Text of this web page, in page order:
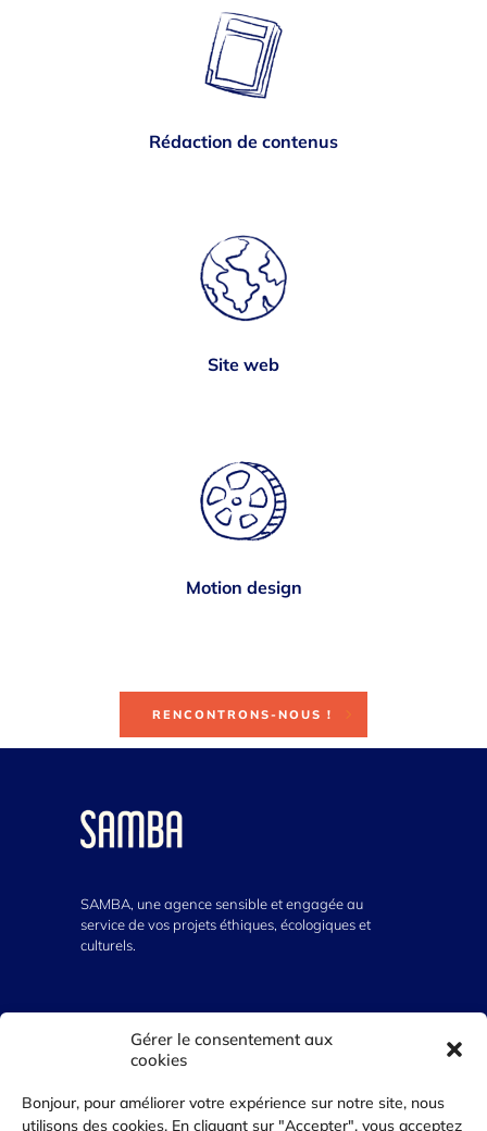
Gérer le consentement aux
cookies
Bonjour, pour améliorer votre expérience sur notre site, nous
utilisons des cookies. En cliquant sur "Accepter", vous acceptez
Rédaction de contenus
Site web
Motion design
RENCONTRONS-NOUS !
SAMBA, une agence sensible et engagée au
service de vos projets éthiques, écologiques et
culturels.
contact@agence-samba.com